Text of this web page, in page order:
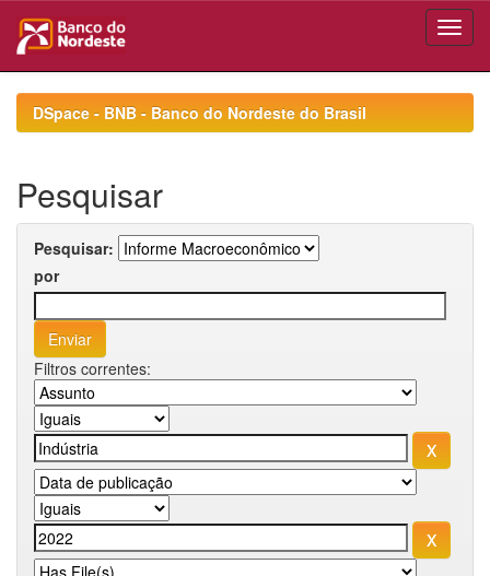
navigationDSpace - BNB - Banco do Nordeste do Brasil
Pesquisar
Pesquisar:
por
Filtros correntes: